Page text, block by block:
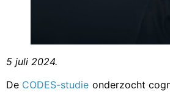
5 juli 2024.
De CODES-studie onderzocht